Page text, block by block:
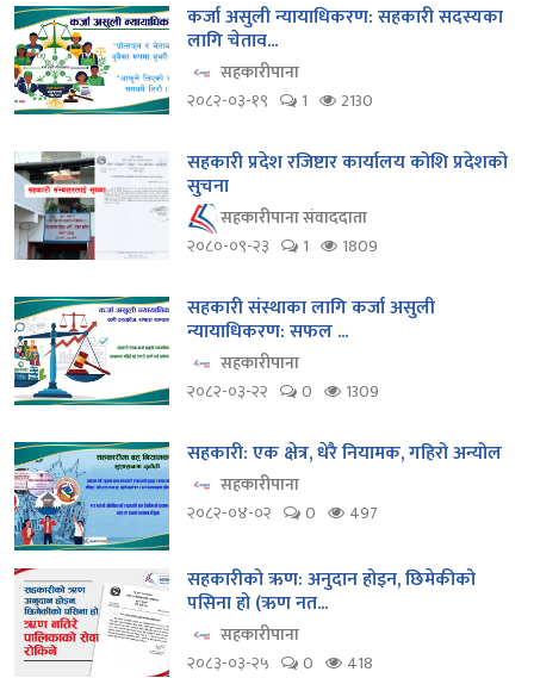
कर्जा असुली न्यायाधिकरण: सहकारी सदस्यका
लागि चेताव...
सहकारीपाना
२०८२-०३-१९
1 2130
सहकारी प्रदेश रजिष्टार कार्यालय कोशि प्रदेशको
सुचना
सहकारीपाना संवाददाता
२०८०-०९-२३
1 1809
सहकारी संस्थाका लागि कर्जा असुली
न्यायाधिकरण: सफल ...
सहकारीपाना
२०८२-०३-२२
0 1309
सहकारी: एक क्षेत्र, धेरै नियामक, गहिरो अन्योल
सहकारीपाना
२०८२-०४-०२
0 497
सहकारीको ऋण: अनुदान होइन, छिमेकीको
पसिना हो (ऋण नत...
सहकारीपाना
२०८३-०३-२५
0 418